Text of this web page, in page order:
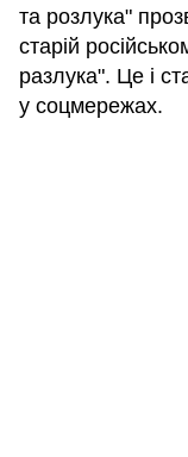
та розлука"
старій
разлука". Це і
у соцмережах.